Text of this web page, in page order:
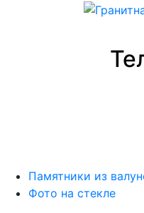
Памятники из
Фото на стекле